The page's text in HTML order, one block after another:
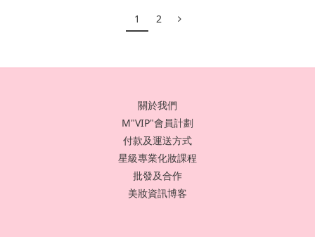
1 2
關於我們
M"VIP"會員計劃
付款及運送方式
星級專業化妝課程
批發及合作
美妝資訊博客